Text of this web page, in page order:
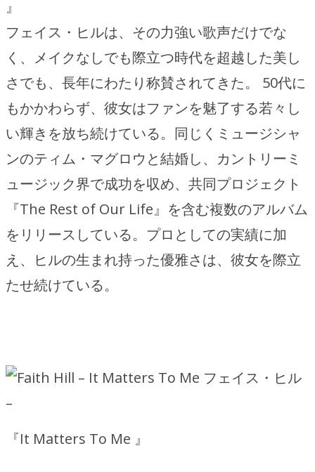
』
フェイス・ヒルは、その力強い歌声だけでな
く、メイクなしでも際立つ時代を超越した美し
さでも、長年にわたり称賛されてきた。 50代に
もかかわらず、彼女はファンを魅了する若々し
い輝きを放ち続けている。同じくミュージシャ
ンのティム・マグロウと結婚し、カントリーミ
ュージック界で成功を収め、共同プロジェクト
『The Rest of Our Life』を含む複数のアルバム
をリリースしている。プロとしての実績に加
え、ヒルの生まれ持った優雅さは、彼女を際立
たせ続けている。
フェイス・ヒル
–
『It Matters To Me 』